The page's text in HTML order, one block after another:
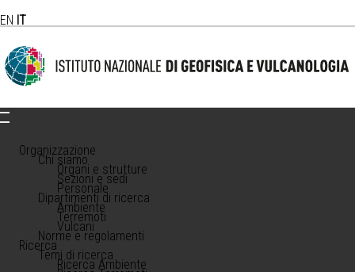
EN IT
Organizzazione
Chi siamo
Organi e strutture
Sezioni e sedi
Personale
Dipartimenti di ricerca
Ambiente
Terremoti
Vulcani
Norme e regolamenti
Ricerca
Temi di ricerca
Ricerca Ambiente